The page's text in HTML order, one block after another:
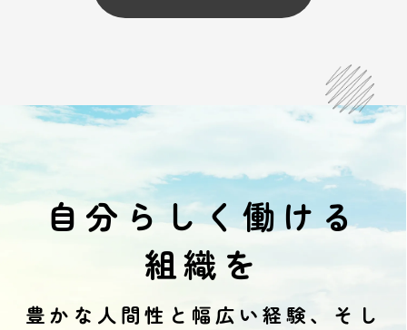
自分らしく働ける
組織を
豊かな人間性と幅広い経験、そし